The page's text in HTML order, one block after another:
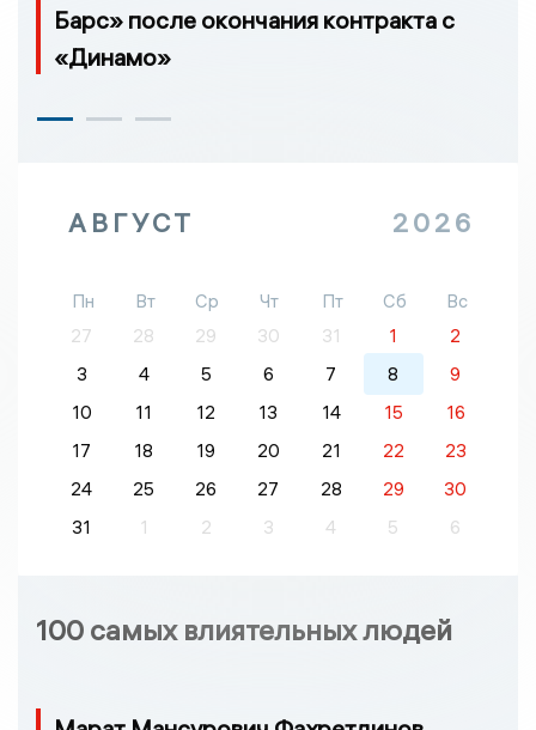
Барс» после окончания контракта с
«Динамо»
АВГУСТ 2026
Пн Вт Ср Чт Пт Сб
Вс
27
28 29 30 31 1
2
3
4 5 6 7 8
9
10
11 12 13 14 15
16
17
18 19 20 21 22
23
24
25 26 27 28 29
30
31
1 2 3 4 5 6
100 самых влиятельных людей